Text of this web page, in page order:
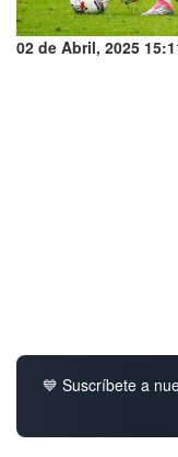
02 de Abril, 2025
💙 Suscríbete a